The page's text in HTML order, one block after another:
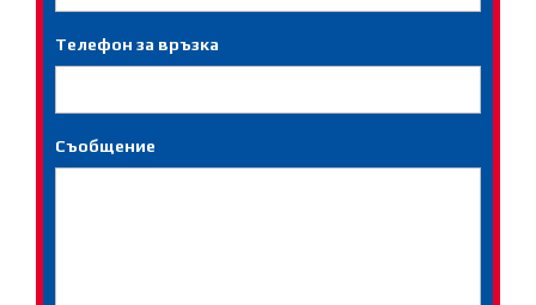
Телефон за връзка
Съобщение